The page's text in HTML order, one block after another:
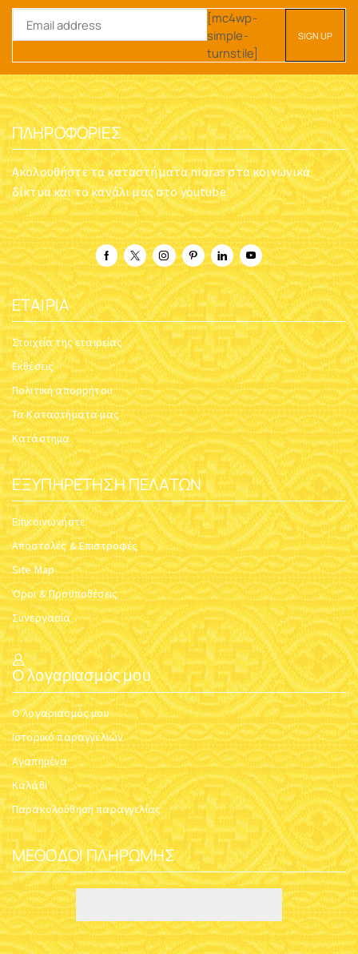
[mc4wp-
simple-
turnstile]
ΠΛΗΡΟΦΟΡΊΕΣ
Ακολουθήστε τα καταστήματα nioras στα κοινωνικά
δίκτυα και το κανάλι μας στο youtube
ΕΤΑΙΡΊΑ
Στοιχεία της εταιρείας
Εκθέσεις
Πολιτική απορρήτου
Τα Καταστήματα μας
Κατάστημα
ΕΞΥΠΗΡΈΤΗΣΗ ΠΕΛΑΤΏΝ
Επικοινωνήστε
Αποστολές & Επιστροφές
Site Map
Όροι & Προϋποθέσεις
Συνεργασία
Ο λογαριασμός μου
Ο λογαριασμός μου
Ιστορικό παραγγελιών
Αγαπημένα
Καλάθι
Παρακολούθηση παραγγελίας
ΜΈΘΟΔΟΙ ΠΛΗΡΩΜΉΣ